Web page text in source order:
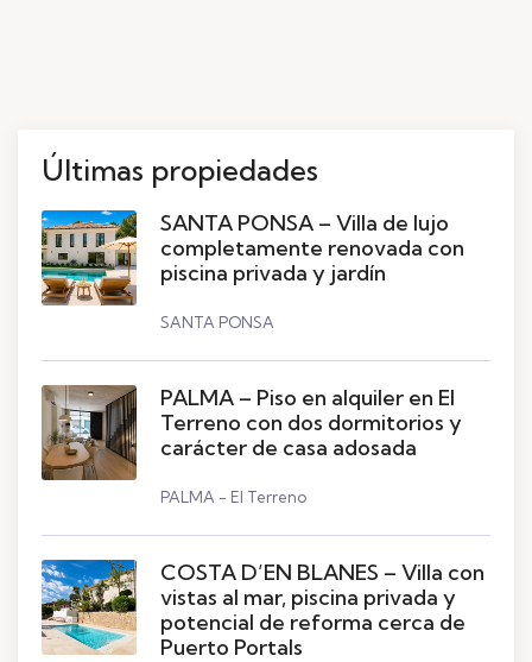
Últimas propiedades
SANTA PONSA – Villa de lujo
completamente renovada con
piscina privada y jardín
SANTA PONSA
PALMA – Piso en alquiler en El
Terreno con dos dormitorios y
carácter de casa adosada
PALMA - El Terreno
COSTA D’EN BLANES – Villa con
vistas al mar, piscina privada y
potencial de reforma cerca de
Puerto Portals